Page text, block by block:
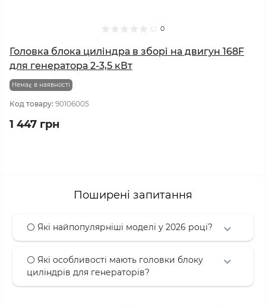
0
Головка блока циліндра в зборі на двигун 168F
для генератора 2-3,5 кВт
Немає в наявності
Код товару: 90106005
1 447 грн
Поширені запитання
⚪ Які найпопулярніші моделі у 2026 році?
⚪ Які особливості мають головки блоку
циліндрів для генераторів?